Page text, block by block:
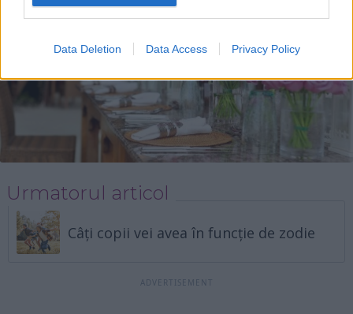
Data Deletion Data Access Privacy Policy
Urmatorul articol
Câți copii vei avea în funcție de zodie